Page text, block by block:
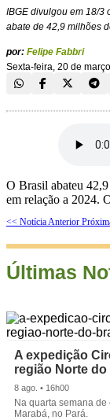
IBGE divulgou em 18/3
abate de 42,9 milhões
por: Felipe Fabbri
Sexta-feira, 20 de
O Brasil abateu
em relação a 2024.
<< Notícia Anterior
Últimas
A expedição
região Norte do
8 ago. • 16h00
Na quarta semana
Marabá, no Pará.